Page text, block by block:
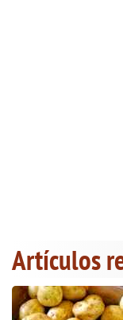
Artículos